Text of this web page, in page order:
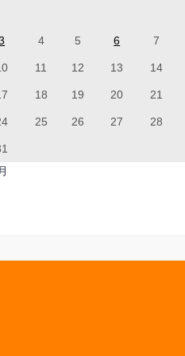
4 5 6 7
11 12 13 14
18 19 20 21
25 26 27 28